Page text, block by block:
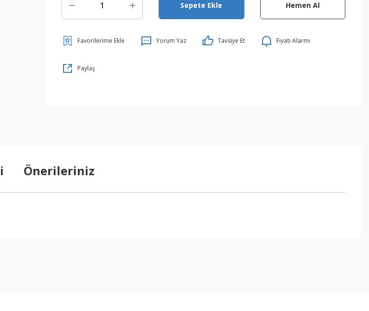
Sepete Ekle Hemen Al
Yorum Yaz Tavsiye Et Fiyatı Alarmı
Paylaş
Önerileriniz